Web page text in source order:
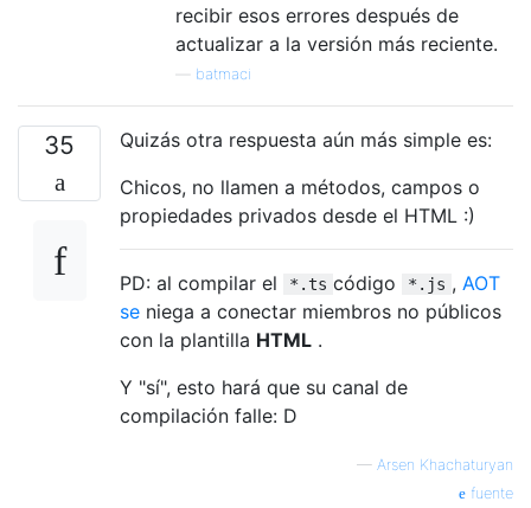
recibir esos errores después de
actualizar a la versión más reciente.
batmaci
35
Quizás otra respuesta aún más simple es:
Chicos, no llamen a métodos, campos o
propiedades privados desde el HTML :)
PD: al compilar el *.ts código *.js , AOT
se niega a conectar miembros no públicos
con la plantilla HTML .
Y "sí", esto hará que su canal de
compilación falle: D
— Arsen Khachaturyan
fuente